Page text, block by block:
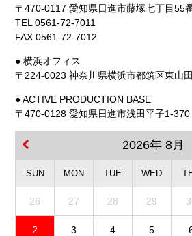
〒470-0117 愛知県日進市藤塚七丁目55
TEL 0561-72-7011
FAX 0561-72-7012
● 横浜オフィス
〒224-0023 神奈川県横浜市都筑区東山
● ACTIVE PRODUCTION BASE
〒470-0128 愛知県日進市浅田平子1-370
2026年 8月
SUN MON TUE WED
26 27 28 29
2 3 4 5